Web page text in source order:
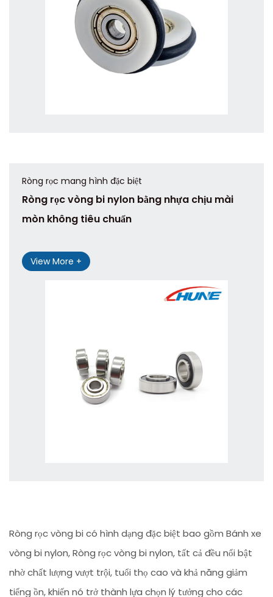
Ròng rọc mang hình đặc biệt
Ròng rọc vòng bi nylon bằng nhựa chịu mài
mòn không tiêu chuẩn
View More +
Ròng rọc vòng bi có hình dạng đặc biệt bao gồm Bánh xe
vòng bi nylon, Ròng rọc vòng bi nylon, tất cả đều nổi bật
nhờ chất lượng vượt trội, tuổi thọ cao và khả năng giảm
tiếng ồn, khiến nó trở thành lựa chọn lý tưởng cho các